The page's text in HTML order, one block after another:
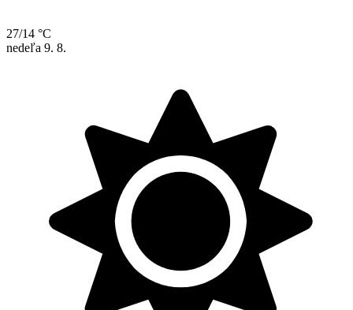
27/14 °C
nedeľa 9. 8.